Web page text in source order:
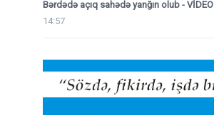
Bərdədə açıq sahədə yanğın olub - VİDEO
14:57